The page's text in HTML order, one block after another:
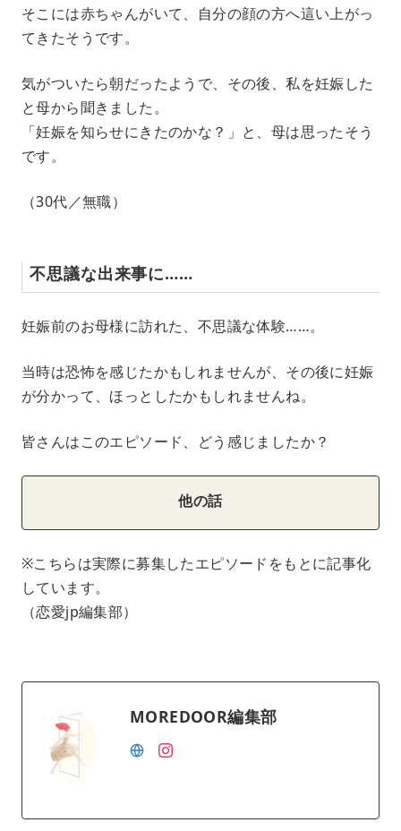
そこには赤ちゃんがいて、自分の顔の方へ這い上がっ
てきたそうです。
気がついたら朝だったようで、その後、私を妊娠した
と母から聞きました。
「妊娠を知らせにきたのかな？」と、母は思ったそう
です。
（30代／無職）
不思議な出来事に……
妊娠前のお母様に訪れた、不思議な体験……。
当時は恐怖を感じたかもしれませんが、その後に妊娠
が分かって、ほっとしたかもしれませんね。
皆さんはこのエピソード、どう感じましたか？
他の話
※こちらは実際に募集したエピソードをもとに記事化
しています。
（恋愛jp編集部）
MOREDOOR編集部